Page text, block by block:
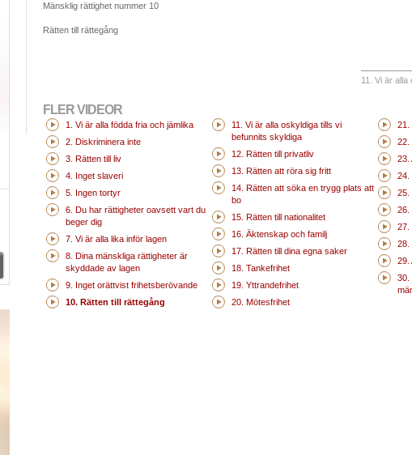
Mänsklig rättighet nummer 10
Rätten till rättegång
11. Vi är
FLER VIDEOR
1. Vi är alla födda fria och jämlika
2. Diskriminera inte
3. Rätten till liv
4. Inget slaveri
5. Ingen tortyr
6. Du har rättigheter oavsett vart du
beger dig
7. Vi är alla lika inför lagen
8. Dina mänskliga rättigheter är
skyddade av lagen
9. Inget orättvist frihetsberövande
10. Rätten till rättegång
11. Vi är alla oskyldiga tills vi
befunnits skyldiga
12. Rätten till privatliv
13. Rätten att röra sig fritt
14. Rätten att söka en trygg plats att
bo
15. Rätten till nationalitet
16. Äktenskap och familj
17. Rätten till dina egna saker
18. Tankefrihet
19. Yttrandefrihet
20. Mötesfrihet
21.
22.
23.
24.
25.
26.
27.
28.
29.
30.